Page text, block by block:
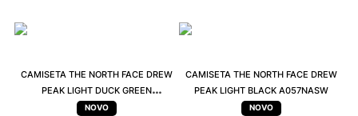
CAMISETA THE NORTH FACE DREW
PEAK LIGHT DUCK GREEN
A057NAQI
CAMISETA THE NORTH FACE DREW
PEAK LIGHT BLACK A057NASW